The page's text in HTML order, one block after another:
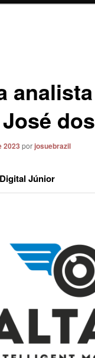
2023 porjosuebrazil
Júnior